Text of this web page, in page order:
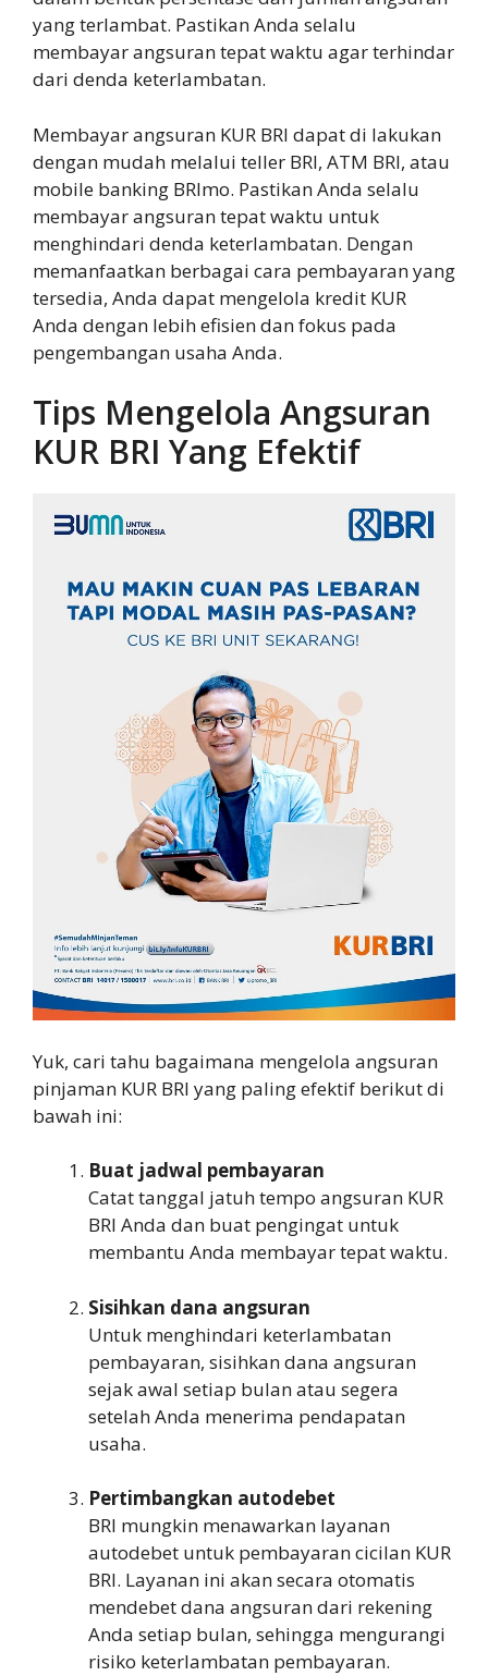
yang terlambat. Pastikan Anda selalu
membayar angsuran tepat waktu agar terhindar
dari denda keterlambatan.
Membayar angsuran KUR BRI dapat di lakukan
dengan mudah melalui teller BRI, ATM BRI, atau
mobile banking BRImo. Pastikan Anda selalu
membayar angsuran tepat waktu untuk
menghindari denda keterlambatan. Dengan
memanfaatkan berbagai cara pembayaran yang
tersedia, Anda dapat mengelola kredit KUR
Anda dengan lebih efisien dan fokus pada
pengembangan usaha Anda.
Tips Mengelola Angsuran
KUR BRI Yang Efektif
Yuk, cari tahu bagaimana mengelola angsuran
pinjaman KUR BRI yang paling efektif berikut di
bawah ini:
Buat jadwal pembayaran
Catat tanggal jatuh tempo angsuran KUR
BRI Anda dan buat pengingat untuk
membantu Anda membayar tepat waktu.
Sisihkan dana angsuran
Untuk menghindari keterlambatan
pembayaran, sisihkan dana angsuran
sejak awal setiap bulan atau segera
setelah Anda menerima pendapatan
usaha.
Pertimbangkan autodebet
BRI mungkin menawarkan layanan
autodebet untuk pembayaran cicilan KUR
BRI. Layanan ini akan secara otomatis
mendebet dana angsuran dari rekening
Anda setiap bulan, sehingga mengurangi
risiko keterlambatan pembayaran.